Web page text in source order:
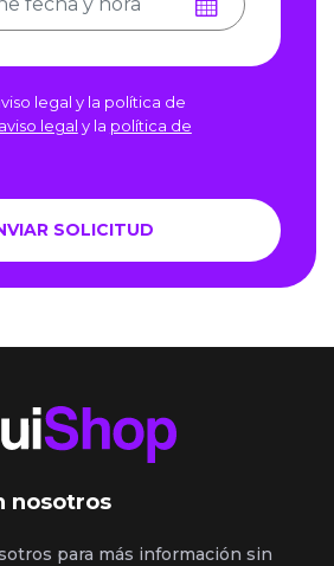
legal y la política de
aviso legal y la política de
nosotros
para más información sin